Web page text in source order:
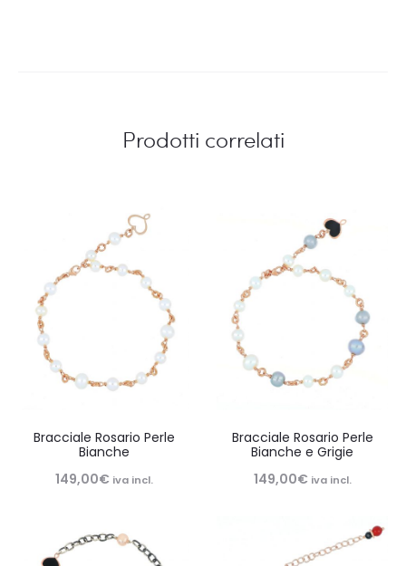
Prodotti correlati
Bracciale Rosario Perle
Bianche
149,00€ iva incl.
Bracciale Rosario Perle
Bianche e Grigie
149,00€ iva incl.